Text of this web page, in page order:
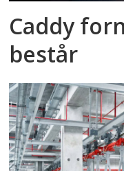
Caddy
består